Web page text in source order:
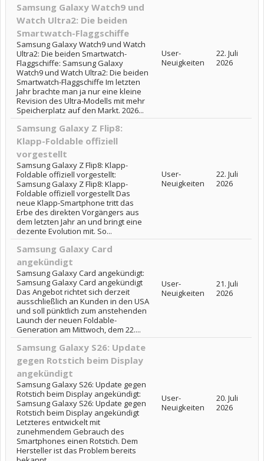
Samsung Galaxy Watch9 und
Watch Ultra2: Die beiden
Smartwatch-Flaggschiffe
Samsung Galaxy Watch9 und Watch
Ultra2: Die beiden Smartwatch-
Flaggschiffe: Samsung Galaxy
Watch9 und Watch Ultra2: Die beiden
Smartwatch-Flaggschiffe Im letzten
Jahr brachte man ja nur eine kleine
Revision des Ultra-Modells mit mehr
Speicherplatz auf den Markt. 2026...
User-
Neuigkeiten
22. Juli
2026
Samsung Galaxy Z Flip8:
Klapp-Foldable offiziell
vorgestellt
Samsung Galaxy Z Flip8: Klapp-
Foldable offiziell vorgestellt:
Samsung Galaxy Z Flip8: Klapp-
Foldable offiziell vorgestellt Das
neue Klapp-Smartphone tritt das
Erbe des direkten Vorgängers aus
dem letzten Jahr an und bringt eine
dezente Evolution mit. So...
User-
Neuigkeiten
22. Juli
2026
Samsung Galaxy Card
angekündigt
Samsung Galaxy Card angekündigt:
Samsung Galaxy Card angekündigt
Das Angebot richtet sich derzeit
ausschließlich an Kunden in den USA
und soll pünktlich zum anstehenden
Launch der neuen Foldable-
Generation am Mittwoch, dem 22....
User-
Neuigkeiten
21. Juli
2026
Samsung Galaxy S26: Update
gegen Rotstich beim Display
angekündigt
Samsung Galaxy S26: Update gegen
Rotstich beim Display angekündigt:
Samsung Galaxy S26: Update gegen
Rotstich beim Display angekündigt
Letzteres entwickelt mit
zunehmendem Gebrauch des
Smartphones einen Rotstich. Dem
Hersteller ist das Problem bereits
User-
Neuigkeiten
20. Juli
2026